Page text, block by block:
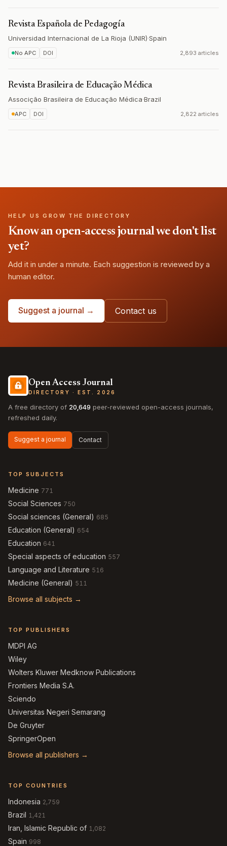
Revista Española de Pedagogía
Universidad Internacional de La Rioja (UNIR)·Spain
No APC DOI 2,893 articles
Revista Brasileira de Educação Médica
Associção Brasileira de Educação Médica·Brazil
APC DOI 2,822 articles
HELP US GROW THE DIRECTORY
Know an open-access journal we don't list
yet?
Add it in under a minute. Each suggestion is reviewed by a
human editor.
Suggest a journal → Contact us
Open Access Journal
DIRECTORY · EST. 2026
A free directory of 20,649 peer-reviewed open-access journals,
refreshed daily.
Suggest a journal Contact
TOP SUBJECTS
Medicine 771
Social Sciences 750
Social sciences (General) 685
Education (General) 654
Education 641
Special aspects of education 557
Language and Literature 516
Medicine (General) 511
Browse all subjects →
TOP PUBLISHERS
MDPI AG
Wiley
Wolters Kluwer Medknow Publications
Frontiers Media S.A.
Sciendo
Universitas Negeri Semarang
De Gruyter
SpringerOpen
Browse all publishers →
TOP COUNTRIES
Indonesia 2,759
Brazil 1,421
Iran, Islamic Republic of 1,082
Spain 998